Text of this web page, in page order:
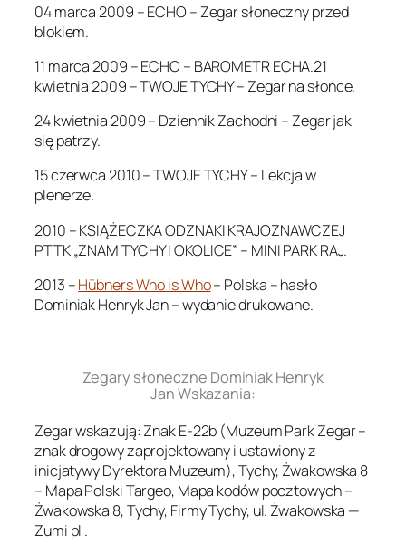
04 marca 2009 – ECHO – Zegar słoneczny przed
blokiem.
11 marca 2009 – ECHO – BAROMETR ECHA.21
kwietnia 2009 – TWOJE TYCHY – Zegar na słońce.
24 kwietnia 2009 – Dziennik Zachodni – Zegar jak
się patrzy.
15 czerwca 2010 – TWOJE TYCHY – Lekcja w
plenerze.
2010 – KSIĄŻECZKA ODZNAKI KRAJOZNAWCZEJ
PTTK „ZNAM TYCHY I OKOLICE” – MINI PARK RAJ.
2013 –Hübners Who is Who– Polska – hasło
Dominiak Henryk Jan – wydanie drukowane.
Zegary słoneczne Dominiak Henryk
Jan Wskazania:
Zegar wskazują: Znak E-22b (Muzeum Park Zegar –
znak drogowy zaprojektowany i ustawiony z
inicjatywy Dyrektora Muzeum), Tychy, Żwakowska 8
– Mapa Polski Targeo, Mapa kodów pocztowych –
Żwakowska 8, Tychy, Firmy Tychy, ul. Żwakowska —
Zumi pl .